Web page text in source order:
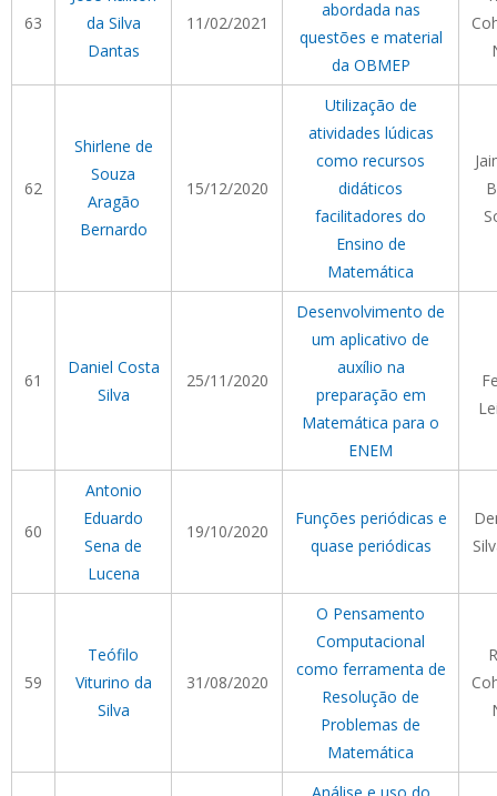
63
da Silva
Dantas
11/02/2021
abordada nas
questões e material
da OBMEP
62
Shirlene de
Souza
Aragão
Bernardo
15/12/2020
Utilização de
atividades lúdicas
como recursos
didáticos
facilitadores do
Ensino de
Matemática
61
Daniel Costa
Silva
25/11/2020
Desenvolvimento de
um aplicativo de
auxílio na
preparação em
Matemática para o
ENEM
60
Antonio
Eduardo
Sena de
Lucena
19/10/2020
Funções periódicas e
quase periódicas
59
Teófilo
Viturino da
Silva
31/08/2020
O Pensamento
Computacional
como ferramenta de
Resolução de
Problemas de
Matemática